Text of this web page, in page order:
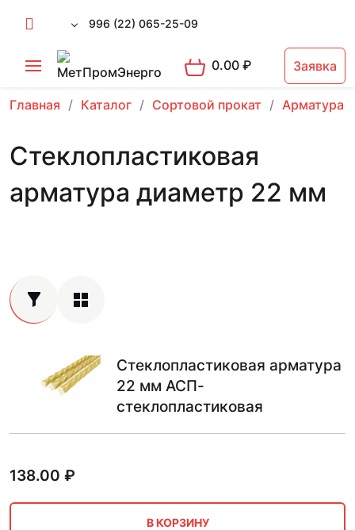
996 (22) 065-25-09
0.00₽ Заявка
Главная Каталог Сортовой прокат Арматура
Стеклопластиковая
арматура диаметр 22 мм
Стеклопластиковая арматура
22 мм АСП-
стеклопластиковая
138.00 ₽
В КОРЗИНУ